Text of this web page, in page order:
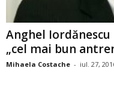
Anghel
„cel mai bun
Mihaela Costache - iul. 27,